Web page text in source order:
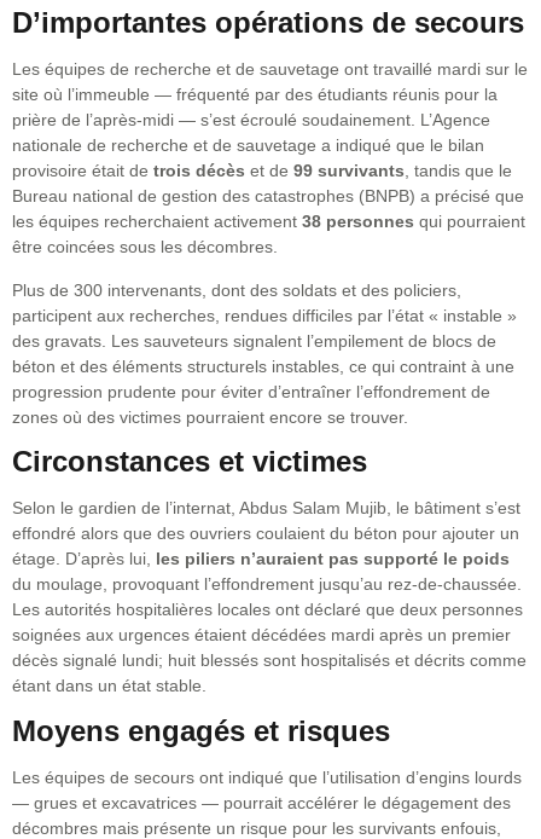
D’importantes opérations de secours
Les équipes de recherche et de sauvetage ont travaillé mardi sur le
site où l’immeuble — fréquenté par des étudiants réunis pour la
prière de l’après-midi — s’est écroulé soudainement. L’Agence
nationale de recherche et de sauvetage a indiqué que le bilan
provisoire était de trois décès et de 99 survivants, tandis que le
Bureau national de gestion des catastrophes (BNPB) a précisé que
les équipes recherchaient activement 38 personnes qui pourraient
être coincées sous les décombres.
Plus de 300 intervenants, dont des soldats et des policiers,
participent aux recherches, rendues difficiles par l’état « instable »
des gravats. Les sauveteurs signalent l’empilement de blocs de
béton et des éléments structurels instables, ce qui contraint à une
progression prudente pour éviter d’entraîner l’effondrement de
zones où des victimes pourraient encore se trouver.
Circonstances et victimes
Selon le gardien de l’internat, Abdus Salam Mujib, le bâtiment s’est
effondré alors que des ouvriers coulaient du béton pour ajouter un
étage. D’après lui, les piliers n’auraient pas supporté le poids
du moulage, provoquant l’effondrement jusqu’au rez-de-chaussée.
Les autorités hospitalières locales ont déclaré que deux personnes
soignées aux urgences étaient décédées mardi après un premier
décès signalé lundi; huit blessés sont hospitalisés et décrits comme
étant dans un état stable.
Moyens engagés et risques
Les équipes de secours ont indiqué que l’utilisation d’engins lourds
— grues et excavatrices — pourrait accélérer le dégagement des
décombres mais présente un risque pour les survivants enfouis,